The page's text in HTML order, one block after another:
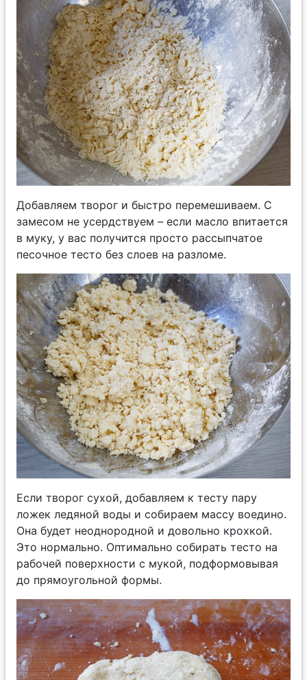
Добавляем творог и быстро перемешиваем. С
замесом не усердствуем – если масло впитается
в муку, у вас получится просто рассыпчатое
песочное тесто без слоев на разломе.
Если творог сухой, добавляем к тесту пару
ложек ледяной воды и собираем массу воедино.
Она будет неоднородной и довольно крохкой.
Это нормально. Оптимально собирать тесто на
рабочей поверхности с мукой, подформовывая
до прямоугольной формы.